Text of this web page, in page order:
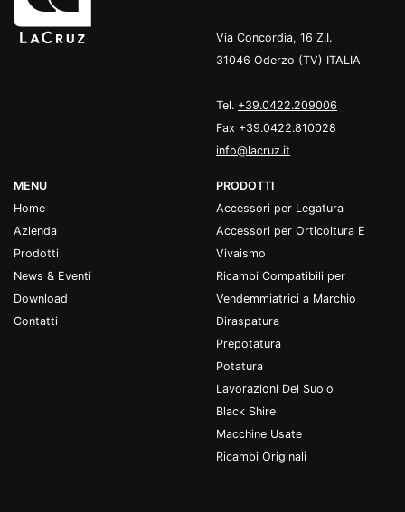
Via Concordia, 16 Z.I.
31046 Oderzo (TV) ITALIA
Tel. +39.0422.209006
Fax +39.0422.810028
info@lacruz.it
MENU
Home
Azienda
Prodotti
News & Eventi
Download
Contatti
PRODOTTI
Accessori per Legatura
Accessori per Orticoltura E
Vivaismo
Ricambi Compatibili per
Vendemmiatrici a Marchio
Diraspatura
Prepotatura
Potatura
Lavorazioni Del Suolo
Black Shire
Macchine Usate
Ricambi Originali